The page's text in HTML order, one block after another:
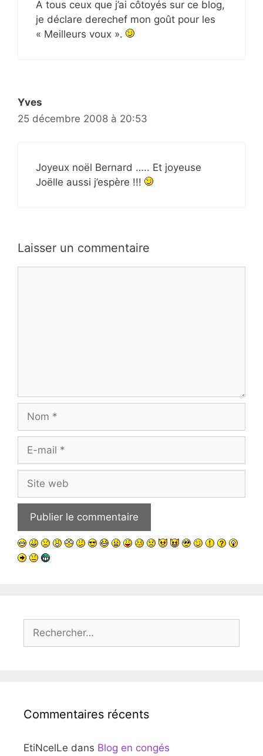
A tous ceux que j’ai côtoyés sur ce blog,
je déclare derechef mon goût pour les
« Meilleurs voux ».
Yves
25 décembre 2008 à 20:53
Joyeux noël Bernard ….. Et joyeuse
Joëlle aussi j’espère !!!
Laisser un commentaire
mail
web
Commentaires récents
EtiNcelLe dans Blog en congés